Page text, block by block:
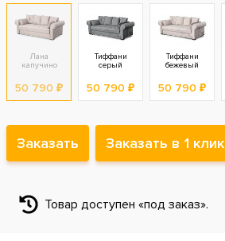
Лана
капучино
50 790 ₽
Тиффани
серый
50 790 ₽
Тиффани
бежевый
50 790 ₽
Заказать Заказать в 1 клик
Товар доступен «под заказ».